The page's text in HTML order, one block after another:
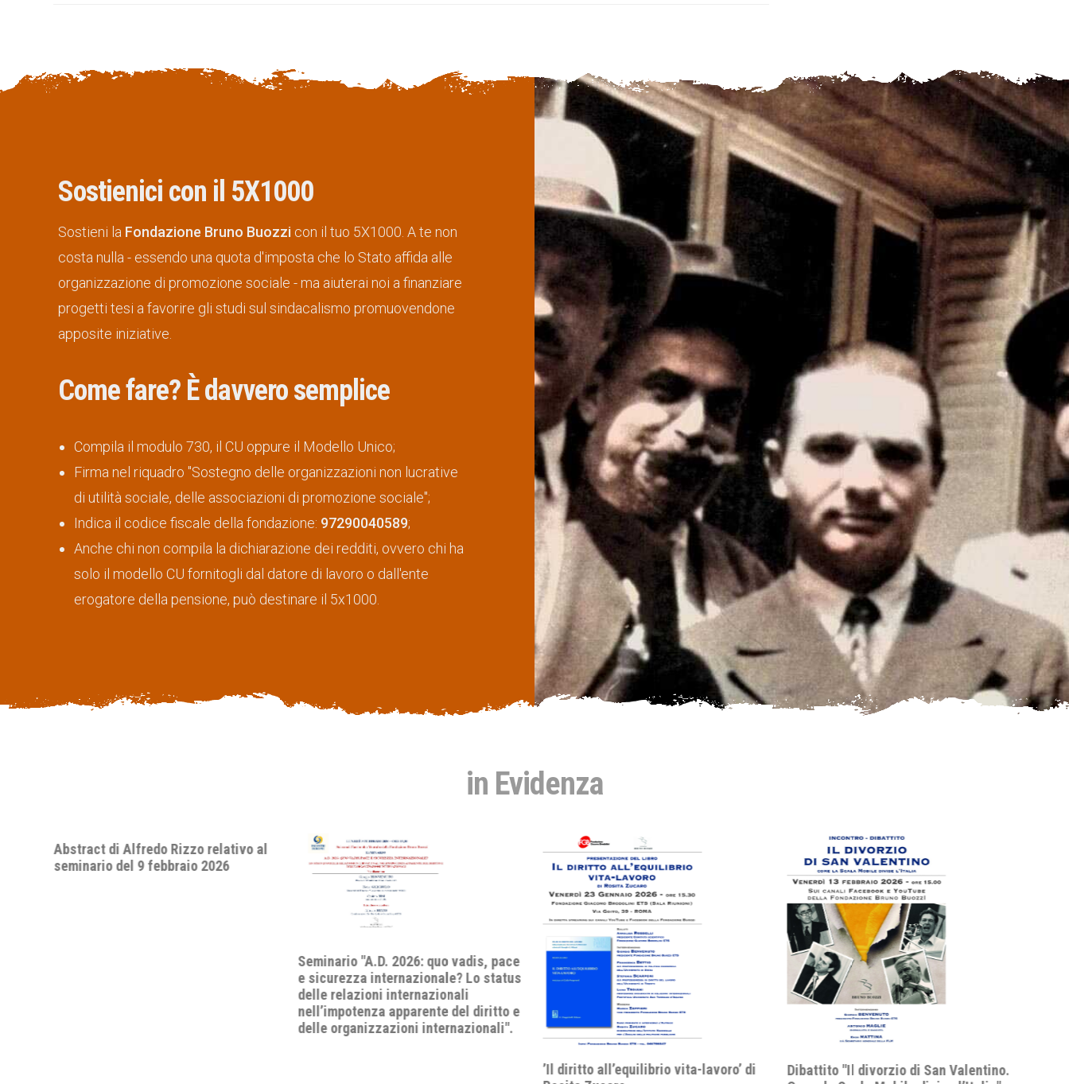
Sostienici con il 5X1000
Sostieni la Fondazione Bruno Buozzi con il tuo 5X1000. A te non
costa nulla - essendo una quota d'imposta che lo Stato affida alle
organizzazione di promozione sociale - ma aiuterai noi a finanziare
progetti tesi a favorire gli studi sul sindacalismo promuovendone
apposite iniziative.
Come fare? È davvero semplice
Compila il modulo 730, il CU oppure il Modello Unico;
Firma nel riquadro "Sostegno delle organizzazioni non lucrative
di utilità sociale, delle associazioni di promozione sociale";
Indica il codice fiscale della fondazione: 97290040589;
Anche chi non compila la dichiarazione dei redditi, ovvero chi ha
solo il modello CU fornitogli dal datore di lavoro o dall'ente
erogatore della pensione, può destinare il 5x1000.
in Evidenza
relativo al
2026
Seminario "A.D. 2026: quo vadis, pace
e sicurezza internazionale? Lo status
delle relazioni internazionali
nell’impotenza apparente del diritto e
delle organizzazioni internazionali".
’Il diritto all’equilibrio vita-lavoro’ di
Dibattito "Il divorzio di San Valentino.
Abstract di Alfredo Rizzo relativo
seminario del 9 febbraio 2026